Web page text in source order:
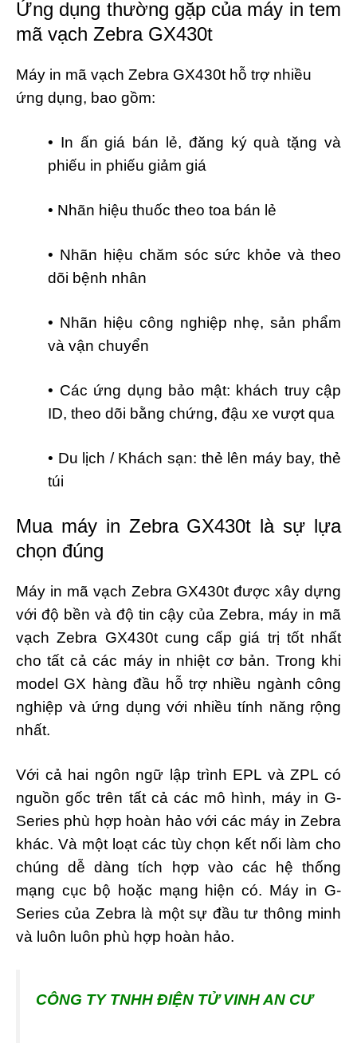
Ứng dụng thường gặp của máy in tem
mã vạch Zebra GX430t
Máy in mã vạch Zebra GX430t hỗ trợ nhiều
ứng dụng, bao gồm:
• In ấn giá bán lẻ, đăng ký quà tặng và
phiếu in phiếu giảm giá
• Nhãn hiệu thuốc theo toa bán lẻ
• Nhãn hiệu chăm sóc sức khỏe và theo
dõi bệnh nhân
• Nhãn hiệu công nghiệp nhẹ, sản phẩm
và vận chuyển
• Các ứng dụng bảo mật: khách truy cập
ID, theo dõi bằng chứng, đậu xe vượt qua
• Du lịch / Khách sạn: thẻ lên máy bay, thẻ
túi
Mua máy in Zebra GX430t là sự lựa
chọn đúng
Máy in mã vạch Zebra GX430tđược xây dựng
với độ bền và độ tin cậy của Zebra, máy in mã
vạch Zebra GX430t cung cấp giá trị tốt nhất
cho tất cả các máy in nhiệt cơ bản. Trong khi
model GX hàng đầu hỗ trợ nhiều ngành công
nghiệp và ứng dụng với nhiều tính năng rộng
nhất.
Với cả hai ngôn ngữ lập trình EPL và ZPL có
nguồn gốc trên tất cả các mô hình, máy in G-
Series phù hợp hoàn hảo với các máy in Zebra
khác. Và một loạt các tùy chọn kết nối làm cho
chúng dễ dàng tích hợp vào các hệ thống
mạng cục bộ hoặc mạng hiện có. Máy in G-
Series của Zebra là một sự đầu tư thông minh
và luôn luôn phù hợp hoàn hảo.
CÔNG TY TNHH ĐIỆN TỬ VINH AN CƯ